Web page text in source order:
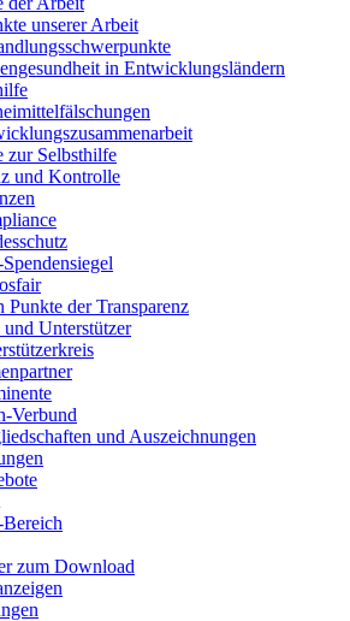
unserer Arbeit
in Entwicklungsländern
zur Selbsthilfe
und Kontrolle
Punkte der Transparenz
Unterstützer
Verbund
und Auszeichnungen
zum Download